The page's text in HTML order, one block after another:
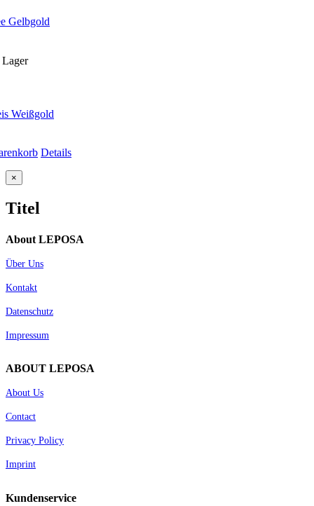
Gelbgold
Weißgold
Details
Close
product
view
×
Titel
About LEPOSA
Über Uns
Kontakt
Datenschutz
Impressum
ABOUT LEPOSA
About Us
Contact
Privacy Policy
Imprint
Kundenservice